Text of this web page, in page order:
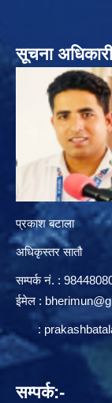
सूचना अधिकारी
प्रकाश बटाला
अधिकृस्तर सातौ
सम्पर्क न‌ं. :
ईमेल :
:
सम्पर्क:-